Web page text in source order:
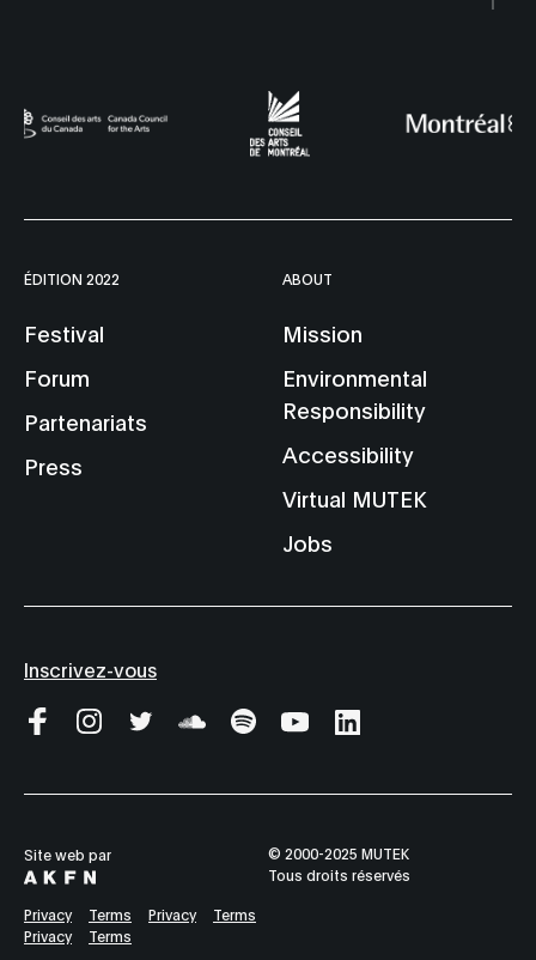
ÉDITION 2022
Festival
Forum
Partenariats
Press
ABOUT
Mission
Environmental
Responsibility
Accessibility
Virtual MUTEK
Jobs
Inscrivez-vous
Site web par
© 2000-2025 MUTEK
Tous droits réservés
Privacy Terms Privacy
Terms
Privacy
Terms